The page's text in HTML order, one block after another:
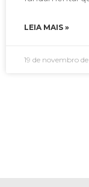
LEIA MAIS »
19 de novembro